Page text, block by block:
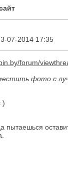
07-2014 17:35
фото с
)
пытаешься